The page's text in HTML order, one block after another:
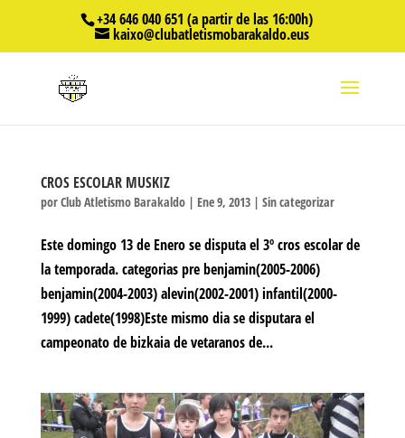
+34 646 040 651 (a partir de las 16:00h)
kaixo@clubatletismobarakaldo.eus
CROS ESCOLAR MUSKIZ
porClub Atletismo Barakaldo| Ene 9, 2013| Sin categorizar
Este domingo 13 de Enero se disputa el 3º cros escolar de
la temporada. categorias pre benjamin(2005-2006)
benjamin(2004-2003) alevin(2002-2001) infantil(2000-
1999) cadete(1998)Este mismo dia se disputara el
campeonato de bizkaia de vetaranos de...